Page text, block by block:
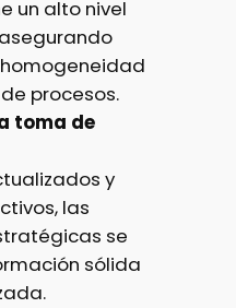
un alto nivel
procesos.
toma de
y
las
se
sólida